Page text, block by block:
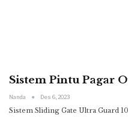
Sistem Pintu Pagar
Nanda Des 6, 2023
Sistem Sliding Gate Ultra Guard